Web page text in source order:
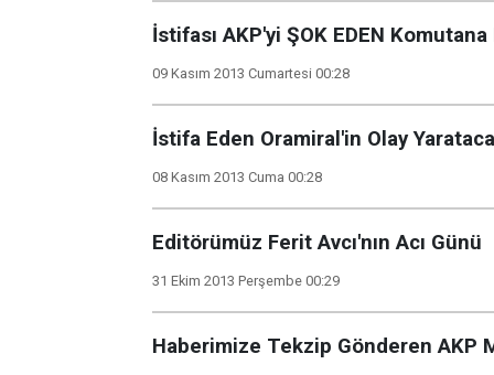
İstifası AKP'yi ŞOK EDEN
09 Kasım 2013 Cumartesi 00:28
İstifa Eden Oramiral'in Olay
08 Kasım 2013 Cuma 00:28
Editörümüz Ferit Avcı'nın Acı Günü
31 Ekim 2013 Perşembe 00:29
Haberimize Tekzip Gönderen AKP